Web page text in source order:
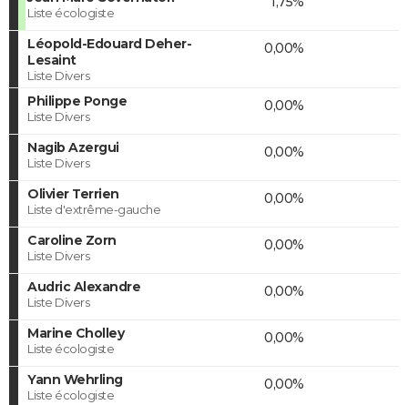
Liste écologiste
Léopold-Edouard Deher-
Lesaint
Liste Divers
0,00%
Philippe Ponge
Liste Divers
0,00%
Nagib Azergui
Liste Divers
0,00%
Olivier Terrien
Liste d'extrême-gauche
0,00%
Caroline Zorn
Liste Divers
0,00%
Audric Alexandre
Liste Divers
0,00%
Marine Cholley
Liste écologiste
0,00%
Yann Wehrling
Liste écologiste
0,00%